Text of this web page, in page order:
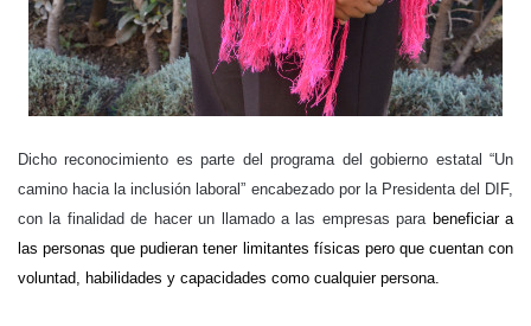
Dicho reconocimiento es parte del programa del gobierno estatal “Un
camino hacia la inclusión laboral” encabezado por la Presidenta del DIF,
con la finalidad de hacer un llamado a las empresas para beneficiar a
las personas que pudieran tener limitantes físicas pero que cuentan con
voluntad, habilidades y capacidades como cualquier persona.